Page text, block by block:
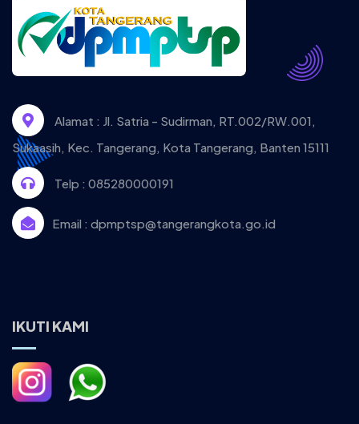
Alamat : Jl. Satria - Sudirman, RT.002/RW.001,
Sukaasih, Kec. Tangerang, Kota Tangerang, Banten 15111
Telp : 085280000191
Email : dpmptsp@tangerangkota.go.id
IKUTI KAMI